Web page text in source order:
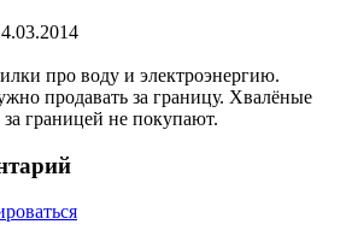
про воду и электроэнергию.
продавать за границу. Хвалёные
границей не покупают.